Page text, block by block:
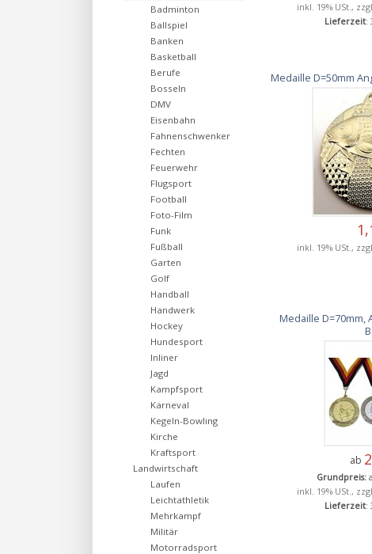
inkl. 19% USt.,
Lieferzeit:
Medaille D=50mm
inkl. 19% USt.,
Medaille D=70mm,
ab
Grundpreis:
inkl. 19% USt.,
Lieferzeit:
Badminton
Ballspiel
Banken
Basketball
Berufe
Bosseln
DMV
Eisenbahn
Fahnenschwenker
Fechten
Feuerwehr
Flugsport
Football
Foto-Film
Funk
Fußball
Garten
Golf
Handball
Handwerk
Hockey
Hundesport
Inliner
Jagd
Kampfsport
Karneval
Kegeln-Bowling
Kirche
Kraftsport
Landwirtschaft
Laufen
Leichtathletik
Mehrkampf
Militär
Motorradsport